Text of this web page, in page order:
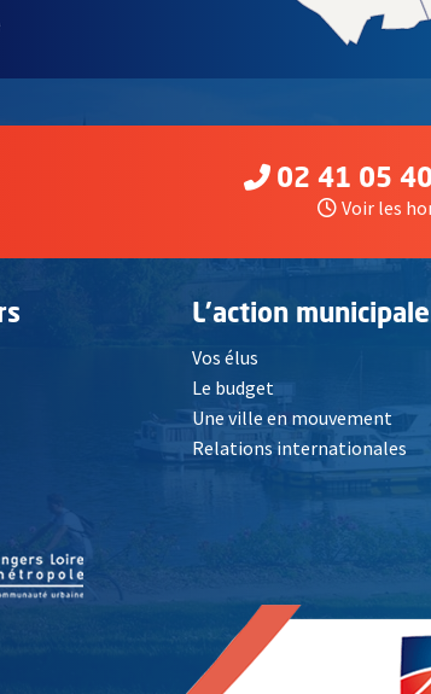
02 41 05
Voir les
L'action municipale
Vos élus
Le budget
Une ville en mouvement
Relations internationales
fenêtre, Ouvre une nouvelle fenêtre